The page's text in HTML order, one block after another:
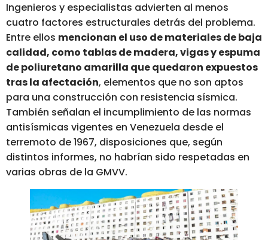
Ingenieros y especialistas advierten al menos
cuatro factores estructurales detrás del problema.
Entre ellos mencionan el uso de materiales de baja
calidad, como tablas de madera, vigas y espuma
de poliuretano amarilla que quedaron expuestos
tras la afectación, elementos que no son aptos
para una construcción con resistencia sísmica.
También señalan el incumplimiento de las normas
antisísmicas vigentes en Venezuela desde el
terremoto de 1967, disposiciones que, según
distintos informes, no habrían sido respetadas en
varias obras de la GMVV.